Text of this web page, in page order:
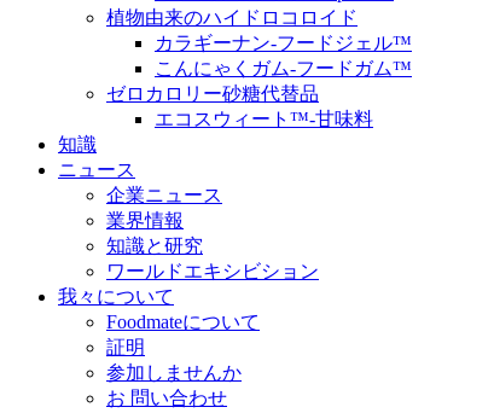
植物由来のハイドロコロイド
カラギーナン-フードジェル™
こんにゃくガム-フードガム™
ゼロカロリー砂糖代替品
エコスウィート™-甘味料
知識
ニュース
企業ニュース
業界情報
知識と研究
ワールドエキシビション
我々について
Foodmateについて
証明
参加しませんか
お 問い合わせ